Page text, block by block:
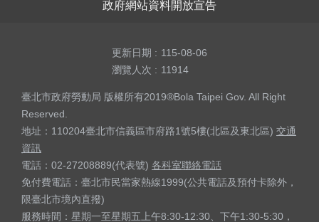
政府網站資料開放宣告
更新日期
115-08-06
瀏覽人次
11914
臺北市政府勞動局 版權所有2019®Bola Taipei Gov. All Right
Reserved.
地址：110204臺北市信義區市府路1號5樓(北區及東北區) 交通
資訊
電話：02-27208889(代表號) 各科室聯絡電話
免付費電話：臺北市民當家熱線1999(公共電話及預付卡除外，
限臺北市境內直撥)
服務時間：星期一至星期五上午8:30-12:30、下午1:30-5:30，